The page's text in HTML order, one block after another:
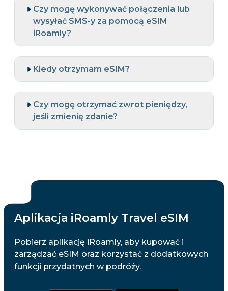
Czy mogę wykonywać połączenia lub
wysyłać SMS-y za pomocą eSIM
iRoamly?
Kiedy otrzymam eSIM?
Czy mogę otrzymać zwrot pieniędzy,
jeśli zmienię zdanie?
Aplikacja iRoamly Travel eSIM
Pobierz aplikację iRoamly, aby kupować i
zarządzać eSIM oraz korzystać z dodatkowych
funkcji przydatnych w podróży.